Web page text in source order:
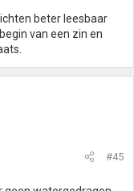
beter leesbaar
van een zin en
#45